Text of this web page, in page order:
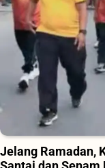
Jelang Ramadan,